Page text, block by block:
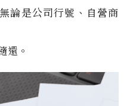
論是公司行號、自營商
還。